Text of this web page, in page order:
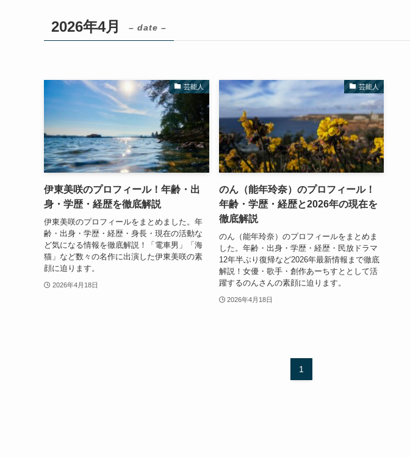
2026年4月 – date –
芸能人
伊東美咲のプロフィール！年齢・出
身・学歴・経歴を徹底解説
伊東美咲のプロフィールをまとめました。年
齢・出身・学歴・経歴・身長・現在の活動な
ど気になる情報を徹底解説！「電車男」「海
猫」など数々の名作に出演した伊東美咲の素
顔に迫ります。
2026年4月18日
芸能人
のん（能年玲奈）のプロフィール！
年齢・学歴・経歴と2026年の現在を
徹底解説
のん（能年玲奈）のプロフィールをまとめま
した。年齢・出身・学歴・経歴・民放ドラマ
12年半ぶり復帰など2026年最新情報まで徹底
解説！女優・歌手・創作あーちすととして活
躍するのんさんの素顔に迫ります。
2026年4月18日
1